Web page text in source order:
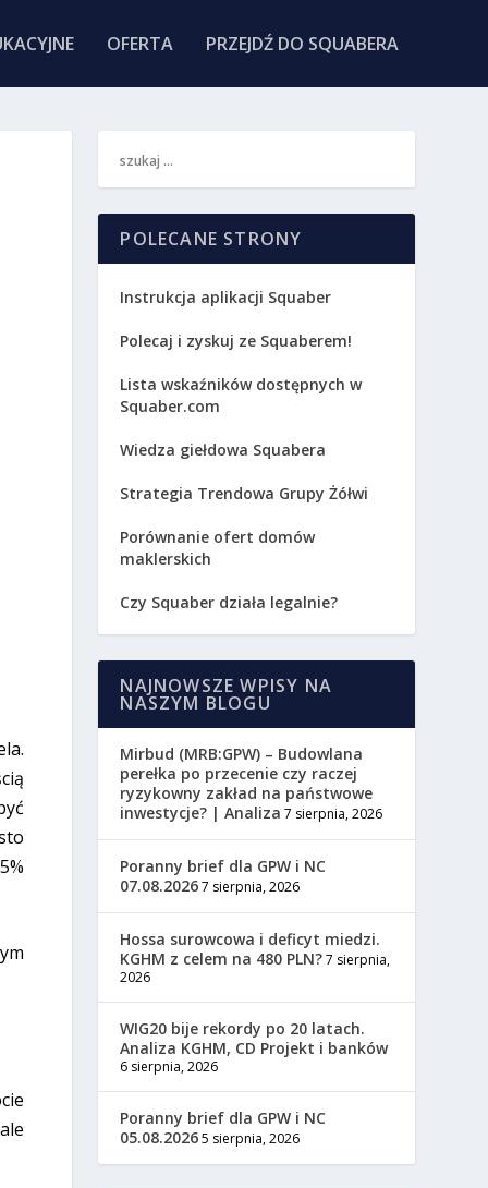
OFERTA PRZEJDŹ DO SQUABERA
POLECANE STRONY
Instrukcja aplikacji Squaber
Polecaj i zyskuj ze Squaberem!
Lista wskaźników dostępnych w
Squaber.com
Wiedza giełdowa Squabera
Strategia Trendowa Grupy Żółwi
Porównanie ofert domów
maklerskich
Czy Squaber działa legalnie?
NAJNOWSZE WPISY NA
NASZYM BLOGU
Mirbud (MRB:GPW) – Budowlana
perełka po przecenie czy raczej
ryzykowny zakład na państwowe
inwestycje? | Analiza 7 sierpnia, 2026
Poranny brief dla GPW i NC
07.08.20267 sierpnia, 2026
Hossa surowcowa i deficyt miedzi.
KGHM z celem na 480 PLN?7 sierpnia,
2026
WIG20 bije rekordy po 20 latach.
Analiza KGHM, CD Projekt i banków
6 sierpnia, 2026
Poranny brief dla GPW i NC
05.08.20265 sierpnia, 2026